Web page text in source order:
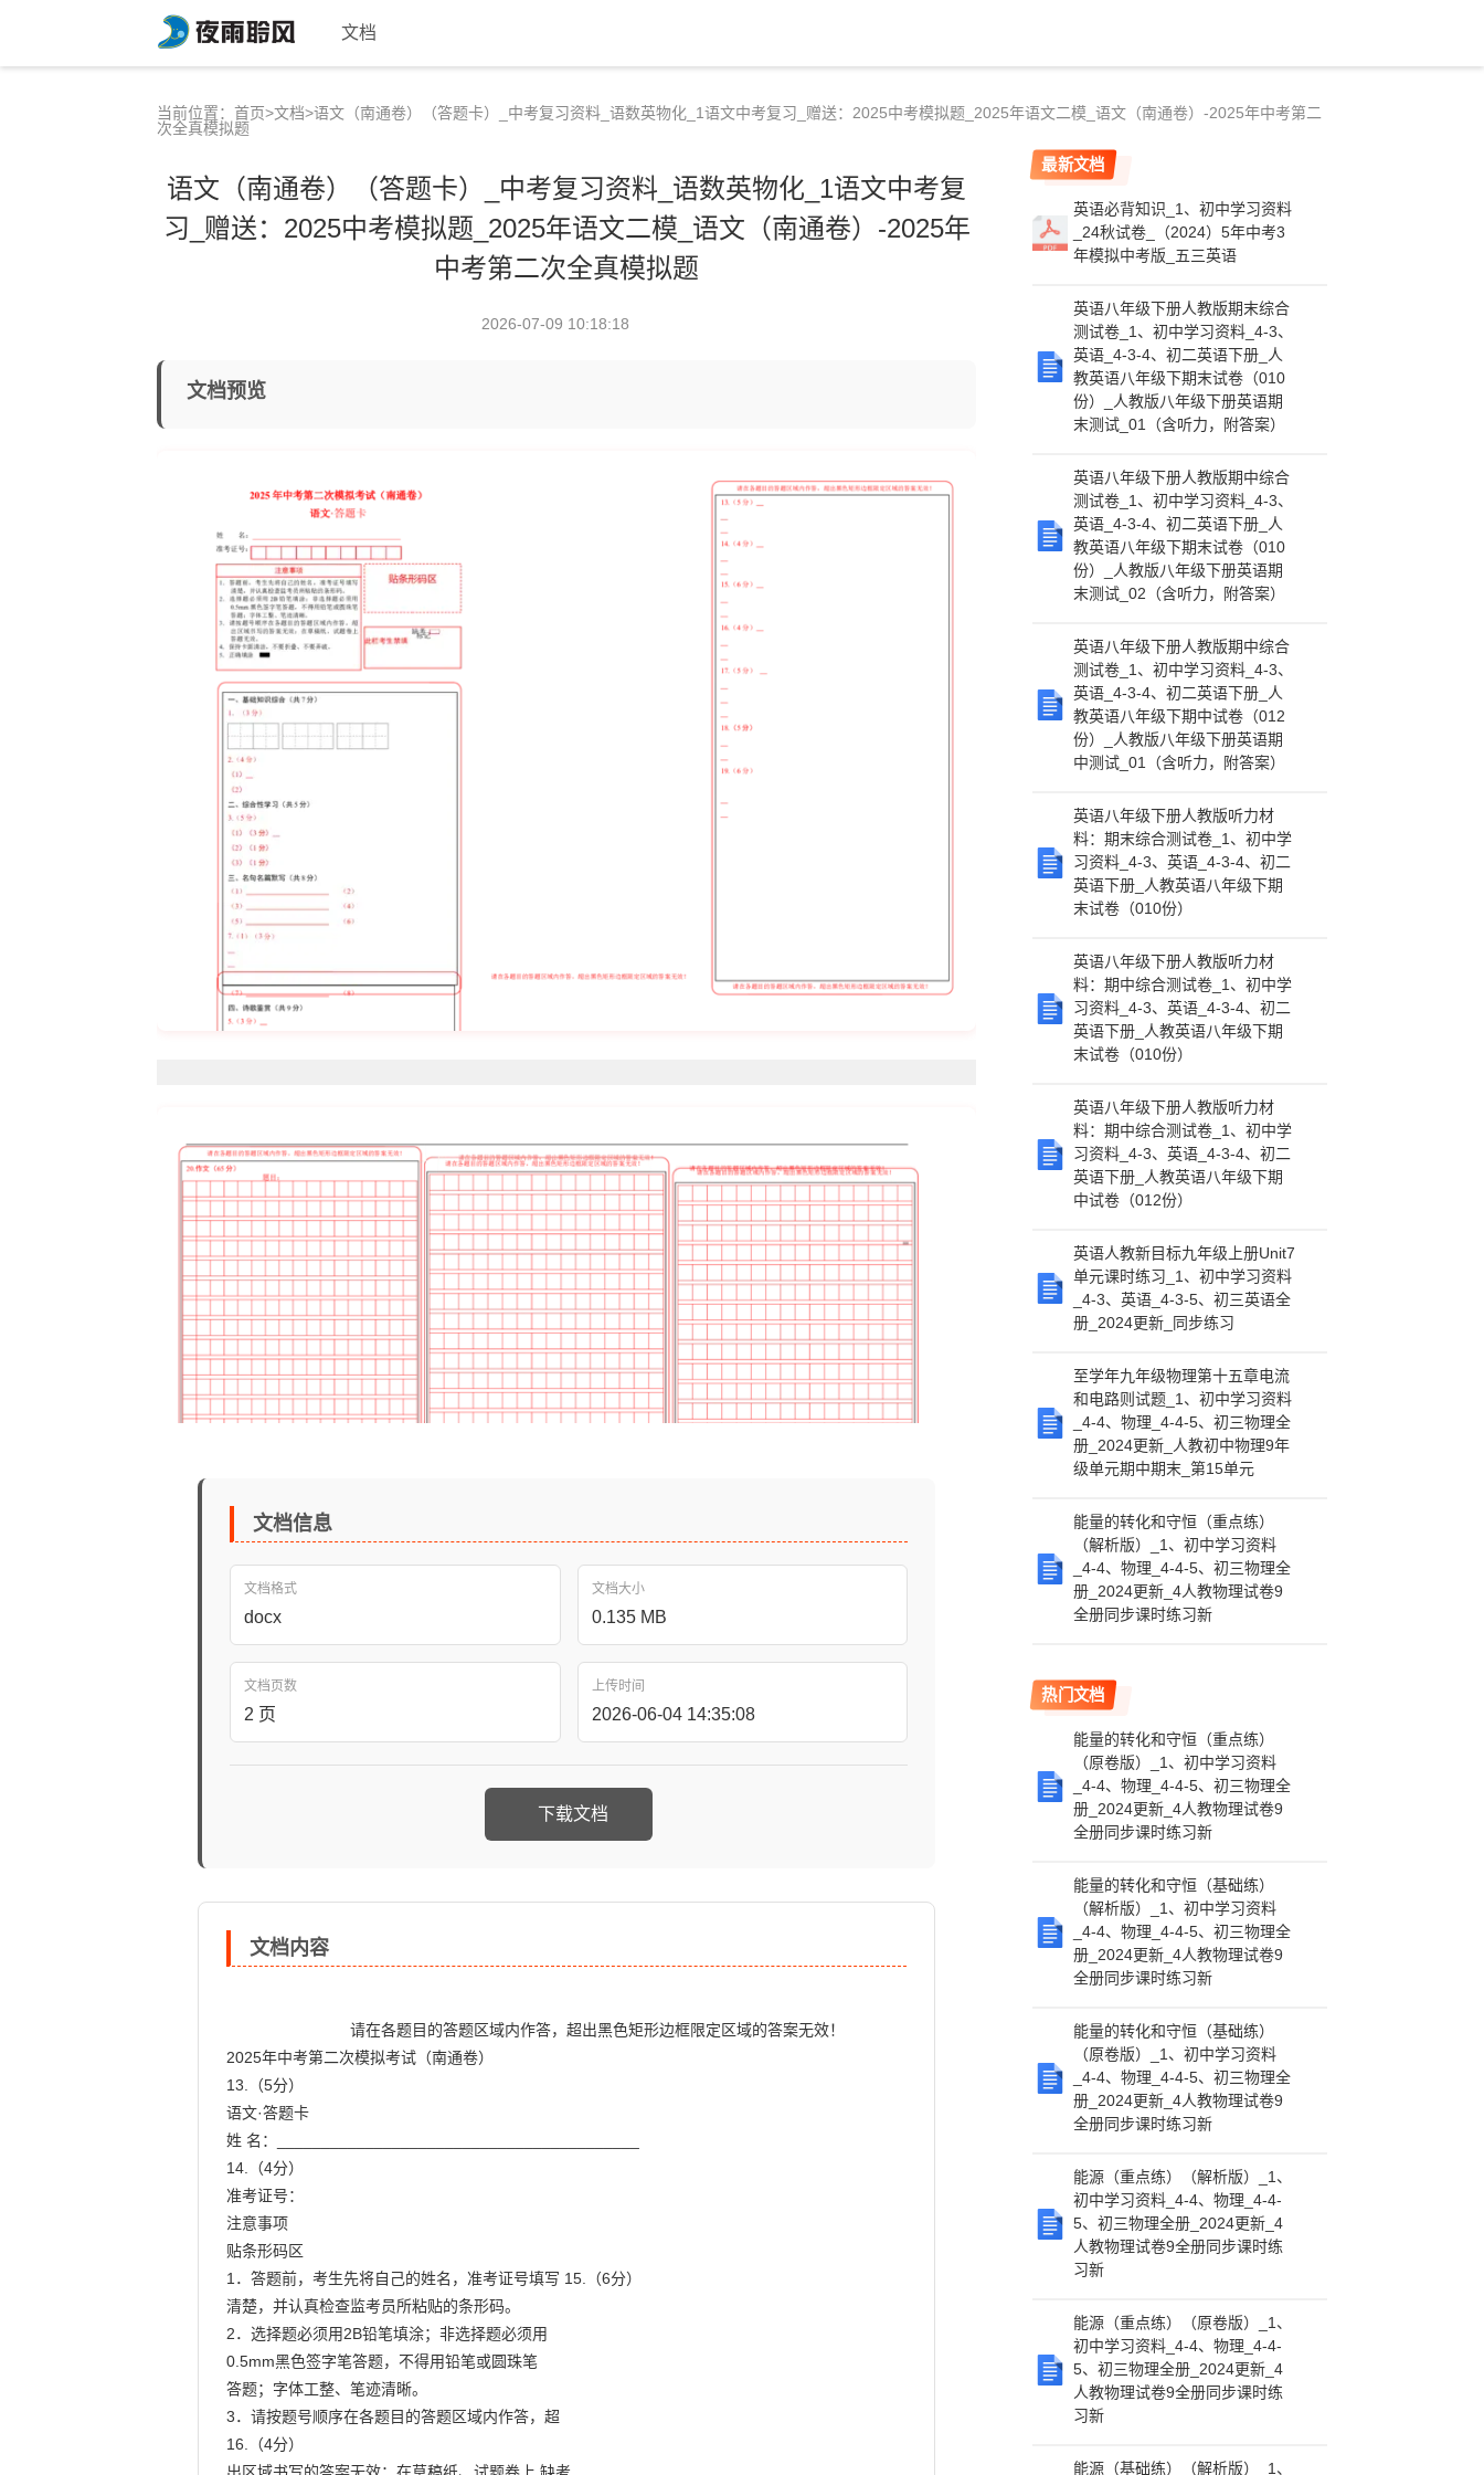
文档
当前位置： 首页>文档>语文（南通卷）（答题卡）_中考复习资料_语数英物化_1语文中考复习_赠送：2025中考模拟题_2025年语文二模_语文（南通卷）-2025年中考第二
次全真模拟题
语文（南通卷）（答题卡）_中考复习资料_语数英物化_1语文中考复
习_赠送：2025中考模拟题_2025年语文二模_语文（南通卷）-2025年
中考第二次全真模拟题
2026-07-09 10:18:18
文档预览
文档信息
文档格式
docx
文档大小
0.135 MB
文档页数
2 页
上传时间
2026-06-04 14:35:08
下载文档
文档内容
                            请在各题目的答题区域内作答，超出黑色矩形边框限定区域的答案无效！
2025年中考第二次模拟考试（南通卷）
13.（5分）
语文·答题卡
姓 名：_________________________________________
14.（4分）
准考证号：
注意事项
贴条形码区
1．答题前，考生先将自己的姓名，准考证号填写 15.（6分）
清楚，并认真检查监考员所粘贴的条形码。
2．选择题必须用2B铅笔填涂；非选择题必须用
0.5mm黑色签字笔答题，不得用铅笔或圆珠笔
答题；字体工整、笔迹清晰。
3．请按题号顺序在各题目的答题区域内作答，超
16.（4分）
最新文档
英语必背知识_1、初中学习资料
_24秋试卷_（2024）5年中考3
年模拟中考版_五三英语
英语八年级下册人教版期末综合
测试卷_1、初中学习资料_4-3、
英语_4-3-4、初二英语下册_人
教英语八年级下期末试卷（010
份）_人教版八年级下册英语期
末测试_01（含听力，附答案）
英语八年级下册人教版期中综合
测试卷_1、初中学习资料_4-3、
英语_4-3-4、初二英语下册_人
教英语八年级下期末试卷（010
份）_人教版八年级下册英语期
末测试_02（含听力，附答案）
英语八年级下册人教版期中综合
测试卷_1、初中学习资料_4-3、
英语_4-3-4、初二英语下册_人
教英语八年级下期中试卷（012
份）_人教版八年级下册英语期
中测试_01（含听力，附答案）
英语八年级下册人教版听力材
料：期末综合测试卷_1、初中学
习资料_4-3、英语_4-3-4、初二
英语下册_人教英语八年级下期
末试卷（010份）
英语八年级下册人教版听力材
料：期中综合测试卷_1、初中学
习资料_4-3、英语_4-3-4、初二
英语下册_人教英语八年级下期
末试卷（010份）
英语八年级下册人教版听力材
料：期中综合测试卷_1、初中学
习资料_4-3、英语_4-3-4、初二
英语下册_人教英语八年级下期
中试卷（012份）
英语人教新目标九年级上册Unit7
单元课时练习_1、初中学习资料
_4-3、英语_4-3-5、初三英语全
册_2024更新_同步练习
至学年九年级物理第十五章电流
和电路则试题_1、初中学习资料
_4-4、物理_4-4-5、初三物理全
册_2024更新_人教初中物理9年
级单元期中期末_第15单元
能量的转化和守恒（重点练）
（解析版）_1、初中学习资料
_4-4、物理_4-4-5、初三物理全
册_2024更新_4人教物理试卷9
全册同步课时练习新
热门文档
能量的转化和守恒（重点练）
（原卷版）_1、初中学习资料
_4-4、物理_4-4-5、初三物理全
册_2024更新_4人教物理试卷9
全册同步课时练习新
能量的转化和守恒（基础练）
（解析版）_1、初中学习资料
_4-4、物理_4-4-5、初三物理全
册_2024更新_4人教物理试卷9
全册同步课时练习新
能量的转化和守恒（基础练）
（原卷版）_1、初中学习资料
_4-4、物理_4-4-5、初三物理全
册_2024更新_4人教物理试卷9
全册同步课时练习新
能源（重点练）（解析版）_1、
初中学习资料_4-4、物理_4-4-
5、初三物理全册_2024更新_4
人教物理试卷9全册同步课时练
习新
能源（重点练）（原卷版）_1、
初中学习资料_4-4、物理_4-4-
5、初三物理全册_2024更新_4
人教物理试卷9全册同步课时练
习新
能源（基础练）（解析版）_1、